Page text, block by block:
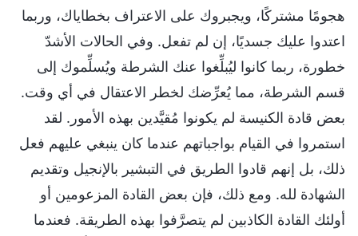
هجومًا مشتركًا، ويجبروك على الاعتراف بخطاياك، وربما
اعتدوا عليك جسديًا، إن لم تفعل. وفي الحالات الأشدّ
خطورة، ربما كانوا ليُبلِّغوا عنك الشرطة ويُسلِّموك إلى
قسم الشرطة، مما يُعرِّضك لخطر الاعتقال في أي وقت.
بعض قادة الكنيسة لم يكونوا مُقيَّدين بهذه الأمور. لقد
استمروا في القيام بواجباتهم عندما كان ينبغي عليهم فعل
ذلك، بل إنهم قادوا الطريق في التبشير بالإنجيل وتقديم
الشهادة لله. ومع ذلك، فإن بعض القادة المزعومين أو
أولئك القادة الكاذبين لم يتصرَّفوا بهذه الطريقة. فعندما